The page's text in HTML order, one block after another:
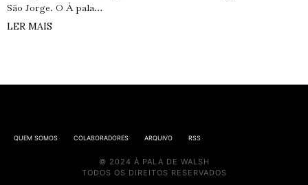
São Jorge. O À pala…
LER MAIS
QUEM SOMOS COLABORADORES ARQUIVO RSS
© 2024 À PALA DE WALSH
TODOS OS DIREITOS RESERVADOS